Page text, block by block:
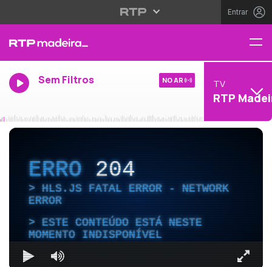
Entrar
Sem Filtros NO AR TV
RTP
ERRO204
HLS.JS FATAL ERROR - NETWORK
ERROR
ESTE CONTEÚDO ESTÁ NESTE
MOMENTO INDISPONÍVEL